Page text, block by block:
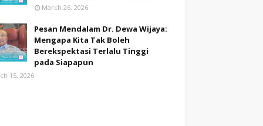
March 26, 2026
Pesan Mendalam Dr. Dewa Wijaya:
Mengapa Kita Tak Boleh
Berekspektasi Terlalu Tinggi
pada Siapapun
15, 2026